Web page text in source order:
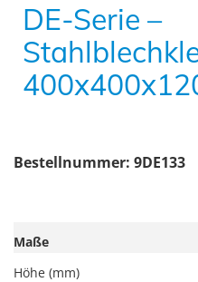
DE-Serie –
Bestellnummer: 9DE133
Maße
Höhe (mm)